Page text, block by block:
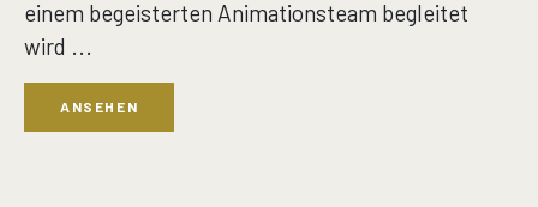
einem begeisterten Animationsteam begleitet
wird ...
ANSEHEN